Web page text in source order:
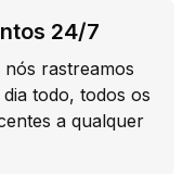
24/7
rastreamos
todo, todos os
a qualquer